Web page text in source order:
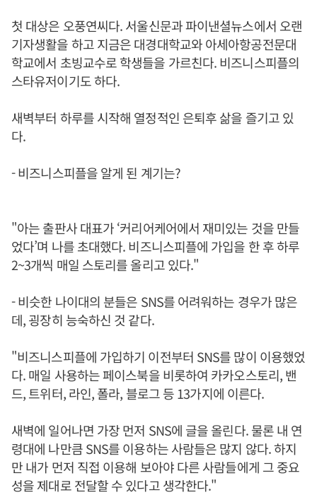
첫 대상은 오풍연씨다. 서울신문과 파이낸셜뉴스에서 오랜
기자생활을 하고 지금은 대경대학교와 아세아항공전문대
학교에서 초빙교수로 학생들을 가르친다. 비즈니스피플의
스타유저이기도 하다.
새벽부터 하루를 시작해 열정적인 은퇴후 삶을 즐기고 있
다.
- 비즈니스피플을 알게 된 계기는?
"아는 출판사 대표가 ‘커리어케어에서 재미있는 것을 만들
었다’며 나를 초대했다. 비즈니스피플에 가입을 한 후 하루
2~3개씩 매일 스토리를 올리고 있다."
- 비슷한 나이대의 분들은 SNS를 어려워하는 경우가 많은
데, 굉장히 능숙하신 것 같다.
"비즈니스피플에 가입하기 이전부터 SNS를 많이 이용했었
다. 매일 사용하는 페이스북을 비롯하여 카카오스토리, 밴
드, 트위터, 라인, 폴라, 블로그 등 13가지에 이른다.
새벽에 일어나면 가장 먼저 SNS에 글을 올린다. 물론 내 연
령대에 나만큼 SNS를 이용하는 사람들은 많지 않다. 하지
만 내가 먼저 직접 이용해 보아야 다른 사람들에게 그 중요
성을 제대로 전달할 수 있다고 생각한다."